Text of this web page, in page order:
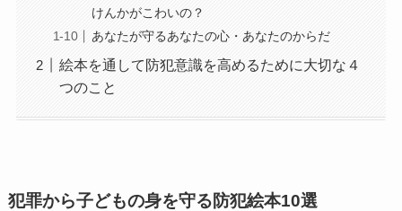
けんかがこわいの？
あなたが守るあなたの心・あなたのからだ
絵本を通して防犯意識を高めるために大切な４
つのこと
犯罪から子どもの身を守る防犯絵本10選